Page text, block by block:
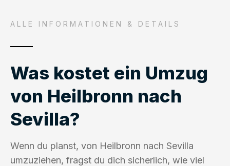
ALLE INFORMATIONEN & DETAILS
Was kostet ein Umzug
von Heilbronn nach
Sevilla?
Wenn du planst, von Heilbronn nach Sevilla
umzuziehen, fragst du dich sicherlich, wie viel